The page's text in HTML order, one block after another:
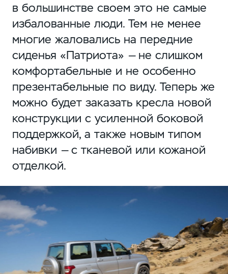
в большинстве своем это не самые
избалованные люди. Тем не менее
многие жаловались на передние
сиденья «Патриота» — не слишком
комфортабельные и не особенно
презентабельные по виду. Теперь же
можно будет заказать кресла новой
конструкции с усиленной боковой
поддержкой, а также новым типом
набивки — с тканевой или кожаной
отделкой.